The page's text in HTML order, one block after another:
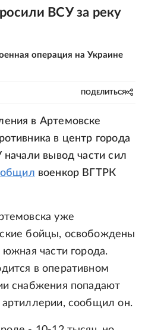
ВСУ за реку
операция на Украине
ПОДЕЛИТЬСЯ
в Артемовске
в центр города
вывод части сил
военкор ВГТРК
уже
бойцы, освобождены
южная части города.
в оперативном
снабжения попадают
артиллерии, сообщил он.